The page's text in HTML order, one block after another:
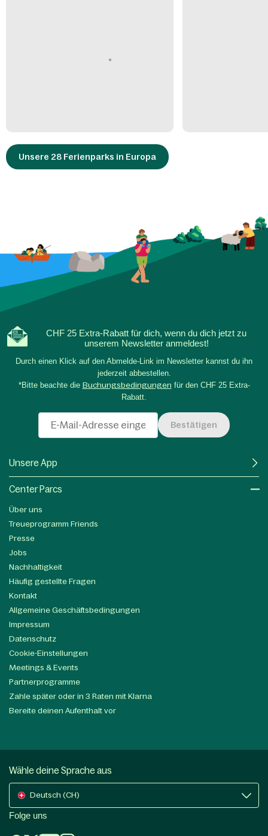
Unsere 28 Ferienparks in Europa
CHF 25 Extra-Rabatt für dich, wenn du dich jetzt zu
unserem Newsletter anmeldest!
Durch einen Klick auf den Abmelde-Link im Newsletter kannst du ihn
jederzeit abbestellen.
*Bitte beachte die Buchungsbedingungen für den CHF 25 Extra-
Rabatt.
Bestätigen
Unsere App
Center Parcs
Über uns
Treueprogramm Friends
Presse
Jobs
Nachhaltigkeit
Häufig gestellte Fragen
Kontakt
Allgemeine Geschäftsbedingungen
Impressum
Datenschutz
Cookie-Einstellungen
Meetings & Events
Partnerprogramme
Zahle später oder in 3 Raten mit Klarna
Bereite deinen Aufenthalt vor
Wähle deine Sprache aus
Deutsch (CH)
Folge uns